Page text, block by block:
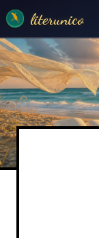
literunico